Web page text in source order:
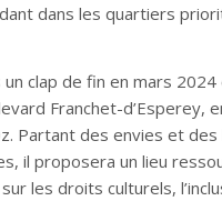
dans les quartiers
clap de fin en mars 2024
Franchet-d’Esperey,
Partant des envies et des
il proposera un lieu
les droits culturels,